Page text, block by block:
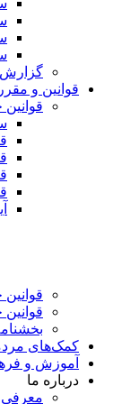
گزارش
قوانین و
کمک‌های
آموزش و
درباره ما
معرفی